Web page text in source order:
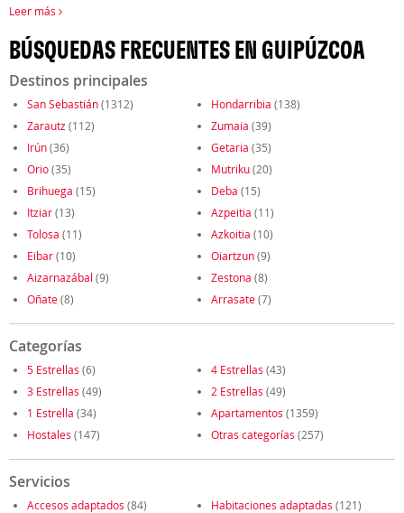
Leer más
BÚSQUEDAS FRECUENTES EN GUIPÚZCOA
Destinos principales
San Sebastián(1312) Hondarribia (138)
Zarautz (112) Zumaia (39)
Irún(36) Getaria (35)
Orio(35) Mutriku(20)
Brihuega (15) Deba (15)
Itziar(13) Azpeitia (11)
Tolosa (11) Azkoitia (10)
Eibar(10) Oiartzun(9)
Aizarnazábal (9) Zestona (8)
Oñate(8) Arrasate(7)
Categorías
5 Estrellas (6) 4 Estrellas (43)
3 Estrellas (49) 2 Estrellas (49)
1 Estrella (34) Apartamentos (1359)
Hostales (147) Otras categorías (257)
Servicios
Accesos adaptados (84) Habitaciones adaptadas (121)